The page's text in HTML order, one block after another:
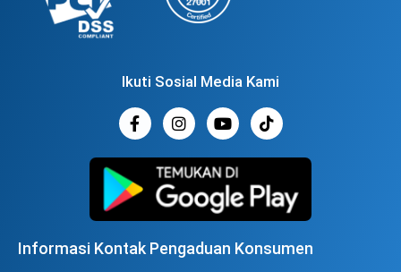
Ikuti Sosial Media Kami
Informasi Kontak Pengaduan Konsumen